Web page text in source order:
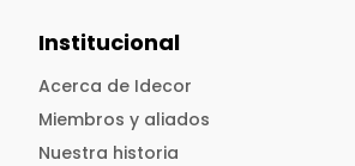
Institucional
Acerca de Idecor
Miembros y aliados
Nuestra historia